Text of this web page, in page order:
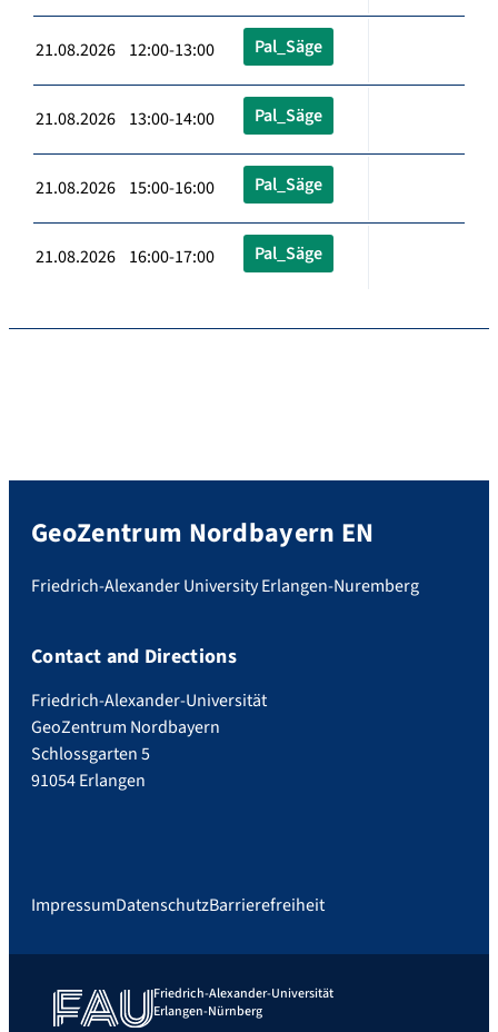
21.08.2026 12:00-13:00 Pal_Säge
21.08.2026 13:00-14:00 Pal_Säge
21.08.2026 15:00-16:00 Pal_Säge
21.08.2026 16:00-17:00 Pal_Säge
GeoZentrum Nordbayern EN
Friedrich-Alexander University Erlangen-Nuremberg
Contact and Directions
Friedrich-Alexander-Universität
GeoZentrum Nordbayern
Schlossgarten 5
91054 Erlangen
ImpressumDatenschutzBarrierefreiheit
Friedrich-Alexander-Universität
Erlangen-Nürnberg